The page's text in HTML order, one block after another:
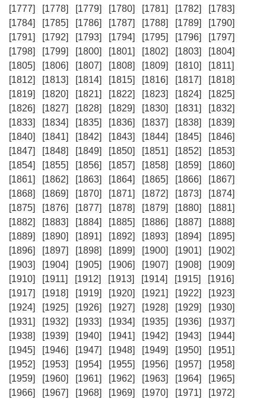
[1777]
[1778] [1779] [1780] [1781] [1782]
[1783]
[1784]
[1785] [1786] [1787] [1788] [1789]
[1790]
[1791]
[1792] [1793] [1794] [1795] [1796]
[1797]
[1798]
[1799] [1800] [1801] [1802] [1803]
[1804]
[1805]
[1806] [1807] [1808] [1809] [1810]
[1811]
[1812]
[1813] [1814] [1815] [1816] [1817]
[1818]
[1819]
[1820] [1821] [1822] [1823] [1824]
[1825]
[1826]
[1827] [1828] [1829] [1830] [1831]
[1832]
[1833]
[1834] [1835] [1836] [1837] [1838]
[1839]
[1840]
[1841] [1842] [1843] [1844] [1845]
[1846]
[1847]
[1848] [1849] [1850] [1851] [1852]
[1853]
[1854]
[1855] [1856] [1857] [1858] [1859]
[1860]
[1861]
[1862] [1863] [1864] [1865] [1866]
[1867]
[1868]
[1869] [1870] [1871] [1872] [1873]
[1874]
[1875]
[1876] [1877] [1878] [1879] [1880]
[1881]
[1882]
[1883] [1884] [1885] [1886] [1887]
[1888]
[1889]
[1890] [1891] [1892] [1893] [1894]
[1895]
[1896]
[1897] [1898] [1899] [1900] [1901]
[1902]
[1903]
[1904] [1905] [1906] [1907] [1908]
[1909]
[1910]
[1911] [1912] [1913] [1914] [1915]
[1916]
[1917]
[1918] [1919] [1920] [1921] [1922]
[1923]
[1924]
[1925] [1926] [1927] [1928] [1929]
[1930]
[1931]
[1932] [1933] [1934] [1935] [1936]
[1937]
[1938]
[1939] [1940] [1941] [1942] [1943]
[1944]
[1945]
[1946] [1947] [1948] [1949] [1950]
[1951]
[1952]
[1953] [1954] [1955] [1956] [1957]
[1958]
[1959]
[1960] [1961] [1962] [1963] [1964]
[1965]
[1966]
[1967] [1968] [1969] [1970] [1971]
[1972]